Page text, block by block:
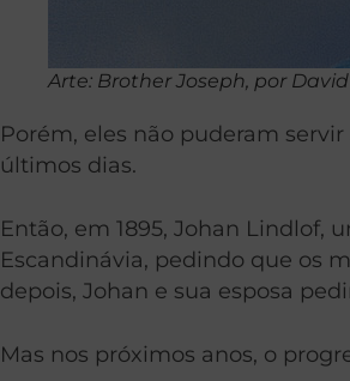
Arte: Brother Joseph, por
Porém, eles não puderam
últimos dias.
Então, em 1895, Johan Lindlof,
Escandinávia, pedindo que os
depois, Johan e sua esposa
Mas nos próximos anos, o